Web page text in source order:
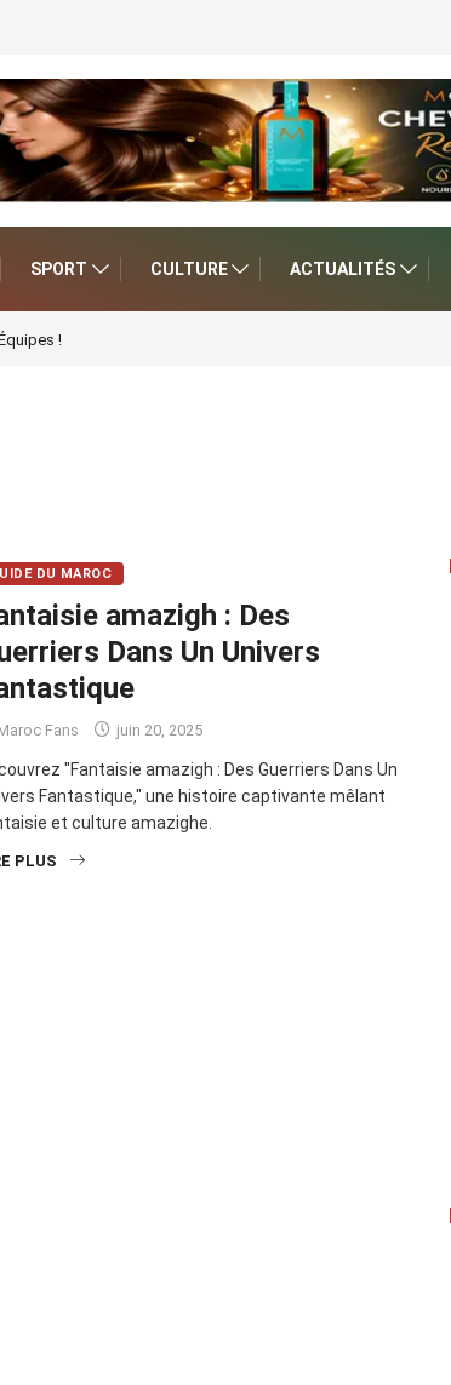
SPORT CULTURE ACTUALITÉS
!
DU MAROC
amazigh : Des
Dans Un Univers
Fans juin 20, 2025
"Fantaisie amazigh : Des Guerriers Dans Un
Fantastique," une histoire captivante mêlant
et culture amazighe.
PLUS